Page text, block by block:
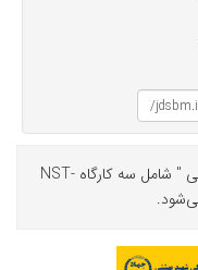
ششمین دوره آموزش مجازی " مدرسه مامایی " شامل سه کارگاه NST-